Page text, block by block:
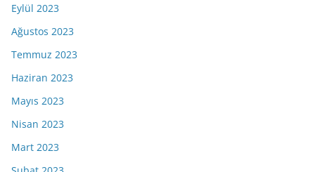
Eylül 2023
Ağustos 2023
Temmuz 2023
Haziran 2023
Mayıs 2023
Nisan 2023
Mart 2023